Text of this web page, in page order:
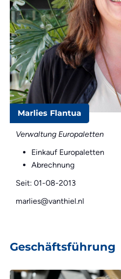
Marlies Flantua
Verwaltung Europaletten
Einkauf Europaletten
Abrechnung
Seit: 01-08-2013
marlies@vanthiel.nl
Geschäftsführung